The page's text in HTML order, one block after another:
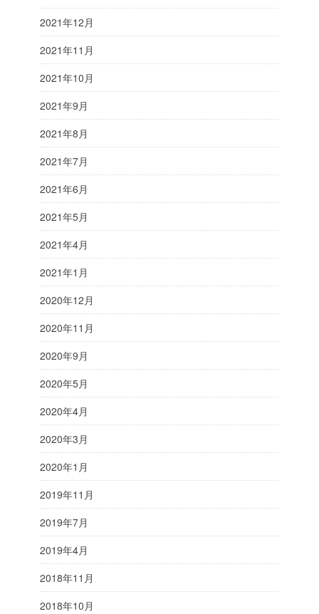
2021年12月
2021年11月
2021年10月
2021年9月
2021年8月
2021年7月
2021年6月
2021年5月
2021年4月
2021年1月
2020年12月
2020年11月
2020年9月
2020年5月
2020年4月
2020年3月
2020年1月
2019年11月
2019年7月
2019年4月
2018年11月
2018年10月